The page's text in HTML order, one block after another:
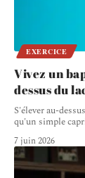
EXERCICE
Vivez un
dessus du
S'élever au-
qu'un simple
7 juin 2026